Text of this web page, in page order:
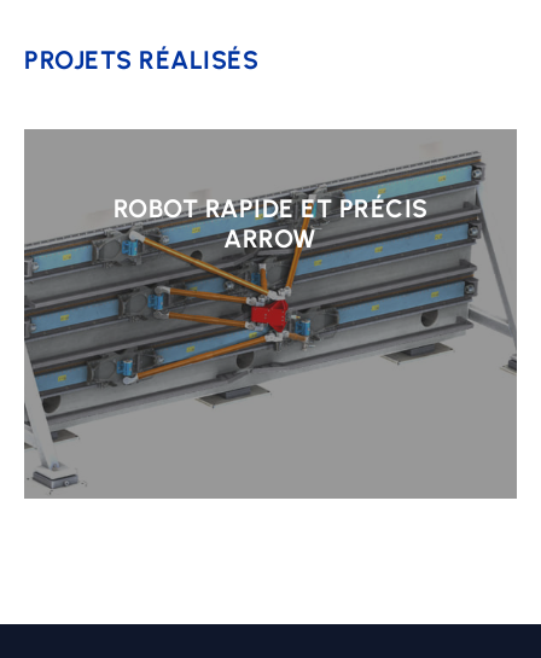
PROJETS RÉALISÉS
ROBOT RAPIDE ET PRÉCIS
ARROW